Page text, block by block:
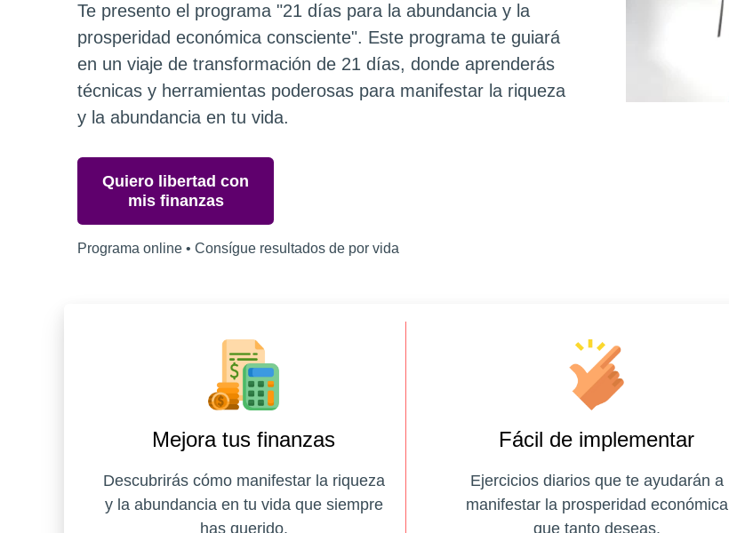
Te presento el programa "21 días para la abundancia y la
prosperidad económica consciente". Este programa te guiará
en un viaje de transformación de 21 días, donde aprenderás
técnicas y herramientas poderosas para manifestar la riqueza
y la abundancia en tu vida.
Quiero libertad con
mis finanzas
Programa online • Consígue resultados de por vida
Mejora tus finanzas
Descubrirás cómo manifestar la riqueza
y la abundancia en tu vida que siempre
has querido.
Fácil de implementar
Ejercicios diarios que te ayudarán a
manifestar la prosperidad económica
que tanto deseas.